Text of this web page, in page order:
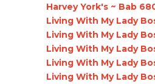
Harvey York's ~ Bab
Living With My Lady
Living With My Lady
Living With My Lady
Living With My Lady
Living With My Lady